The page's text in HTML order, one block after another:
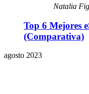
Natalia
Top 6 Mejores
(Comparativa)
agosto 2023